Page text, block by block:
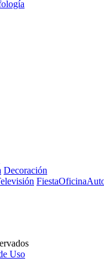
Decoración
FiestaOficina
Uso